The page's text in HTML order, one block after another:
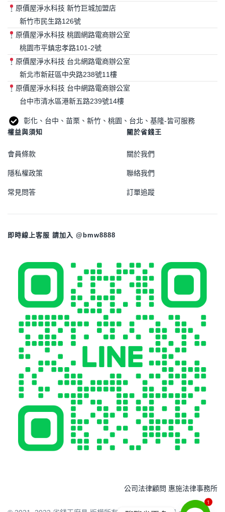
原價屋淨水科技 新竹巨城加盟店
新竹市民生路126號
原價屋淨水科技 桃園網路電商辦公室
桃園市平鎮忠孝路101-2號
原價屋淨水科技 台北網路電商辦公室
新北市新莊區中央路238號11樓
原價屋淨水科技 台中網路電商辦公室
台中市清水區港新五路239號14樓
彰化、台中、苗栗、新竹、桃園、台北、基隆-皆可服務
權益與須知
會員條款
隱私權政策
常見問答
關於省錢王
關於我們
聯絡我們
訂單追蹤
即時線上客服 請加入 @bmw8888
公司法律顧問 惠施法律事務所
1